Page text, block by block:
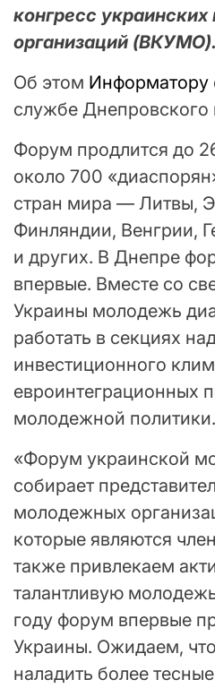
конгресс
организаций (ВКУМО).
Об этом Информатору
службе Днепровского
Форум продлится до
около 700
стран мира — Литвы,
Финляндии, Венгрии,
и других. В Днепре
впервые. Вместе со
Украины молодежь
работать в секциях
инвестиционного
евроинтеграционных
молодежной политики.
«Форум украинской
собирает
молодежных
которые являются
также привлекаем
талантливую
году форум впервые
Украины. Ожидаем,
наладить более